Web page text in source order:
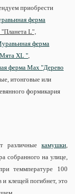
приобрести
ферма
L",
ферма
XL "
ферма Max "Дерево
итонговые или
формикария
различные камушки
собранного на улице,
теммпературе 100
и клещей погибнет, это